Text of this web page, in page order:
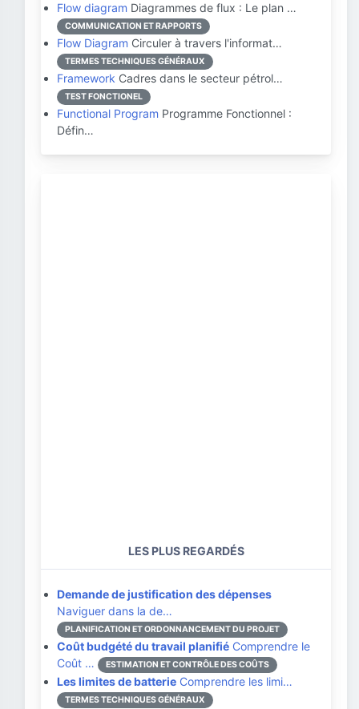
Flow diagram Diagrammes de flux : Le plan …
COMMUNICATION ET RAPPORTS
Flow Diagram Circuler à travers l'informat…
TERMES TECHNIQUES GÉNÉRAUX
Framework Cadres dans le secteur pétrol…
TEST FONCTIONEL
Functional Program Programme Fonctionnel :
Défin…
LES PLUS REGARDÉS
Demande de justification des dépenses
Naviguer dans la de…
PLANIFICATION ET ORDONNANCEMENT DU PROJET
Coût budgété du travail planifié Comprendre le
Coût …
ESTIMATION ET CONTRÔLE DES COÛTS
Les limites de batterie Comprendre les limi…
TERMES TECHNIQUES GÉNÉRAUX